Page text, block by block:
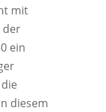
mit
der
ein
diesem